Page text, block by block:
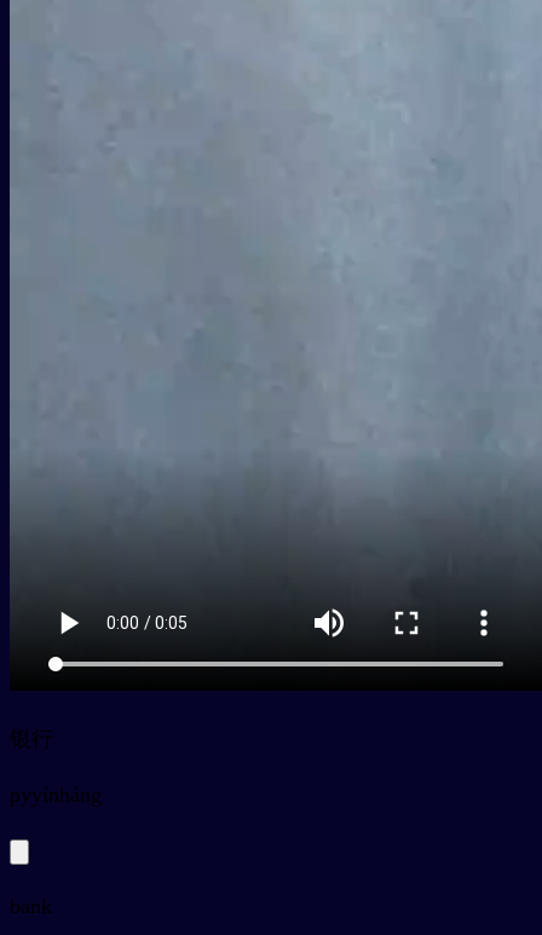
银行
pyyínháng
bank